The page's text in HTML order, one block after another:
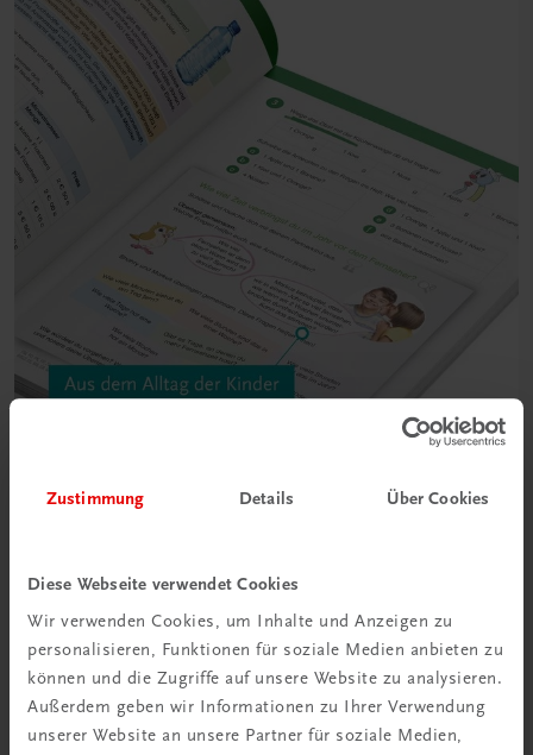
Zustimmung Details Über Cookies
Diese Webseite verwendet Cookies
Wir verwenden Cookies, um Inhalte und Anzeigen zu
personalisieren, Funktionen für soziale Medien anbieten zu
können und die Zugriffe auf unsere Website zu analysieren.
Außerdem geben wir Informationen zu Ihrer Verwendung
unserer Website an unsere Partner für soziale Medien,